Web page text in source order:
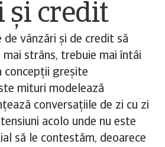
și credit
de vânzări și de credit să
mai strâns, trebuie mai întâi
concepții greșite
mituri modelează
conversațiile de zi cu zi
acolo unde nu este
să le contestăm, deoarece